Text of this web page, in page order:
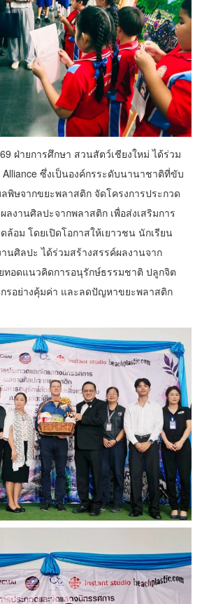
ฝ่ายการศึกษา สวนสัตว์เชียงใหม่ ได้ร่วม
Alliance ซึ่งเป็นองค์กรระดับนานาชาติที่ขับ
พิษจากขยะพลาสติก จัดโครงการประกวด
งานศิลปะจากพลาสติก เพื่อส่งเสริมการ
อม โดยเปิดโอกาสให้เยาวชน นักเรียน
นศิลปะ ได้ร่วมสร้างสรรค์ผลงานจาก
ทอดแนวคิดการอนุรักษ์ธรรมชาติ ปลูกจิต
รอย่างคุ้มค่า และลดปัญหาขยะพลาสติก